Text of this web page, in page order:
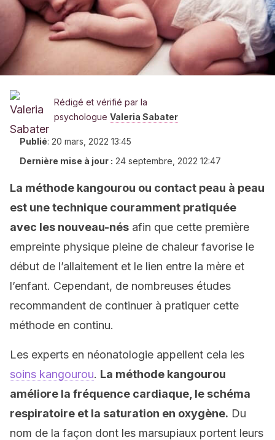
Rédigé et vérifié par la
psychologue Valeria Sabater
Publié: 20 mars, 2022 13:45
Dernière mise à jour : 24 septembre, 2022 12:47
La méthode kangourou ou contact peau à peau
est une technique couramment pratiquée
avec les nouveau-nés afin que cette première
empreinte physique pleine de chaleur favorise le
début de l’allaitement et le lien entre la mère et
l’enfant. Cependant, de nombreuses études
recommandent de continuer à pratiquer cette
méthode en continu.
Les experts en néonatologie appellent cela les
soins kangourou. La méthode kangourou
améliore la fréquence cardiaque, le schéma
respiratoire et la saturation en oxygène. Du
nom de la façon dont les marsupiaux portent leurs